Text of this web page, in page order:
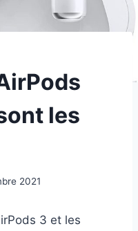
les
2021
3 et les